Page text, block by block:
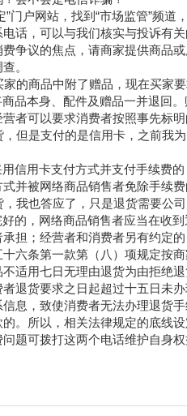
”门户网站，找到“市场监管”频
话，可以与我们核实与投诉有
争议的焦点，请商家提供商品
。
的商品中附了赠品，现在买家
品本身、配件及赠品一并退回
者可以要求消费者按照事先标明
但是支付的是信用卡，之前我
信用卡支付方式并支付手续费
并被网络商品销售者免除手续
我也答应了，只是退货需要公
的，网络商品销售者应当在收
担；经营者和消费者另有约定
六条第一款第（八）项规定按
适用七日无理由退货为由拒绝
退货要求之日起超过十五日未
息，致使消费者无法办理退货
。所以，相关法律规定的底线
题可拨打这两个电话维护自身